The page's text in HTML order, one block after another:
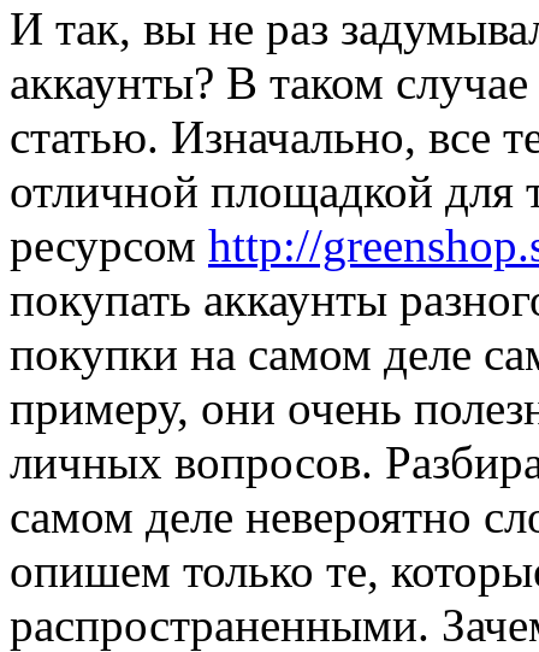
И так, вы не раз
аккаунты? В таком
статью. Изначально, все
отличной площадкой для
ресурсом http://
покупать аккаунты
покупки на самом деле
примеру, они очень
личных вопросов.
самом деле невероятно
опишем только те,
распространенными.